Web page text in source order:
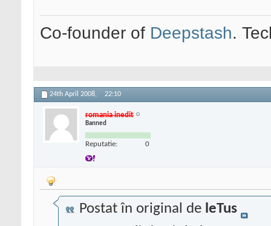
Co-founder of Deepstash.
24th April 2008, 22:10
romania inedit
Banned
Reputatie: 0
Postat în original de leTus